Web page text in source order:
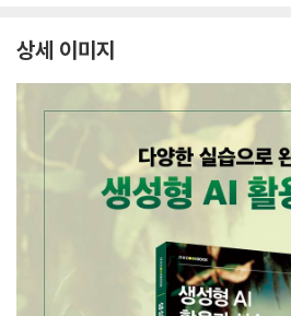
상세 이미지